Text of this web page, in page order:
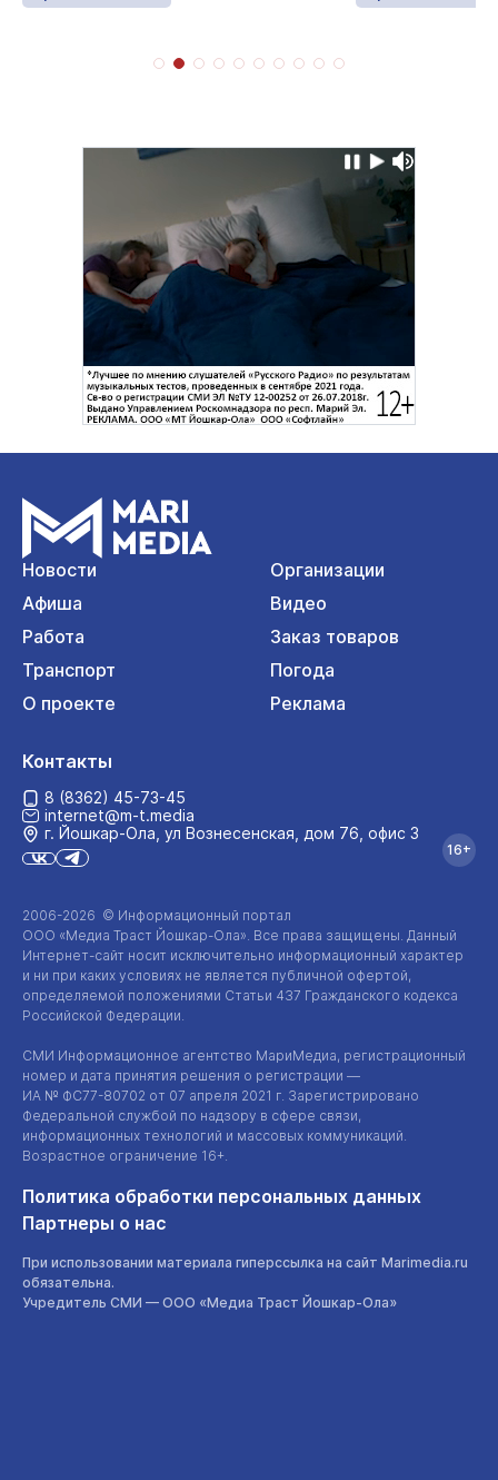
Новости
Организации
Афиша
Видео
Работа
Заказ товаров
Транспорт
Погода
О проекте
Реклама
2006-2026 © Информационный портал
ООО «Медиа Траст Йошкар-Ола». Все права защищены. Данный
Интернет-сайт носит исключительно информационный характер
и ни при каких условиях не является публичной офертой,
определяемой положениями Статьи 437 Гражданского кодекса
Российской Федерации.
СМИ Информационное агентство МариМедиа, регистрационный
номер и дата принятия решения о регистрации —
ИА № ФС77-80702 от 07 апреля 2021 г. Зарегистрировано
Федеральной службой по надзору в сфере связи,
информационных технологий и массовых коммуникаций.
Возрастное ограничение 16+.
Политика обработки персональных данных
Партнеры о нас
При использовании материала гиперссылка на сайт Marimedia.ru
обязательна.
Учредитель СМИ — ООО «Медиа Траст Йошкар-Ола»
Контакты
8 (8362) 45-73-45
internet@m-t.media
г. Йошкар‑Ола, ул Вознесенская, дом 76, офис 3
16+